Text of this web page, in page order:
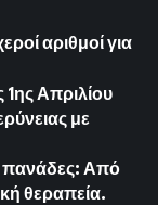
αριθμοί για
Απριλίου
με
πανάδες: Από
θεραπεία.